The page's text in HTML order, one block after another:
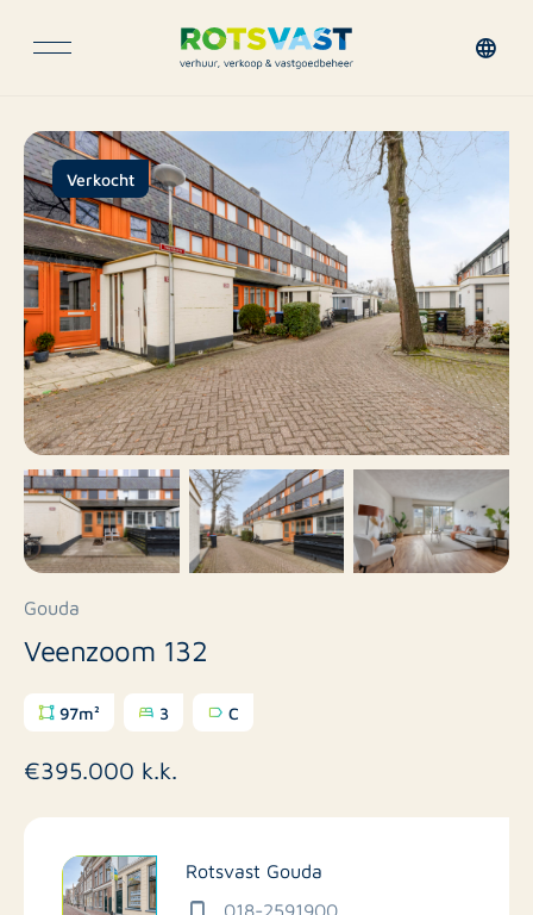
Verkocht
Gouda
Veenzoom 132
97m² 3 C
€395.000 k.k.
Rotsvast Gouda
018-2591900